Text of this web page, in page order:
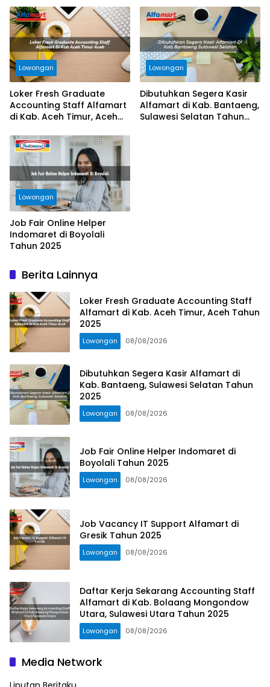
Lowongan
Loker Fresh Graduate
Accounting Staff Alfamart
di Kab. Aceh Timur, Aceh
Lowongan
Dibutuhkan Segera Kasir
Alfamart di Kab. Bantaeng,
Sulawesi Selatan Tahun
Lowongan
Job Fair Online Helper
Indomaret di Boyolali
Tahun 2025
Berita Lainnya
Loker Fresh Graduate Accounting Staff
Alfamart di Kab. Aceh Timur, Aceh Tahun
2025
Lowongan 08/08/2026
Dibutuhkan Segera Kasir Alfamart di
Kab. Bantaeng, Sulawesi Selatan Tahun
2025
Lowongan 08/08/2026
Job Fair Online Helper Indomaret di
Boyolali Tahun 2025
Lowongan 08/08/2026
Job Vacancy IT Support Alfamart di
Gresik Tahun 2025
Lowongan 08/08/2026
Daftar Kerja Sekarang Accounting Staff
Alfamart di Kab. Bolaang Mongondow
Utara, Sulawesi Utara Tahun 2025
Lowongan 08/08/2026
Media Network